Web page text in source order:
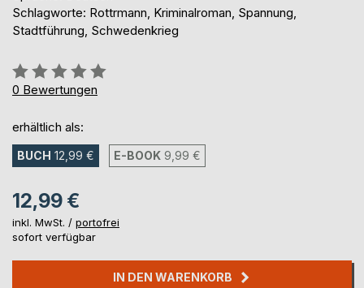
Schlagworte: Rottrmann, Kriminalroman, Spannung,
Stadtführung, Schwedenkrieg
Bewertung::
0%
0 Bewertungen
erhältlich als:
BUCH 12,99 € E-BOOK 9,99 €
12,99 €
inkl. MwSt. / portofrei
sofort verfügbar
IN DEN WARENKORB